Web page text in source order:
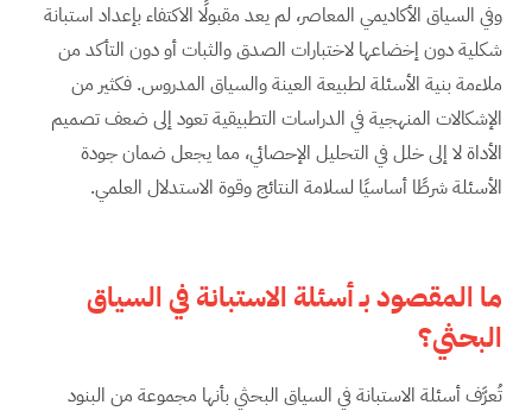
وفي السياق الأكاديمي المعاصر، لم يعد مقبولًا الاكتفاء بإعداد استبانة
شكلية دون إخضاعها لاختبارات الصدق والثبات أو دون التأكد من
ملاءمة بنية الأسئلة لطبيعة العينة والسياق المدروس. فكثير من
الإشكالات المنهجية في الدراسات التطبيقية تعود إلى ضعف تصميم
الأداة لا إلى خلل في التحليل الإحصائي، مما يجعل ضمان جودة
الأسئلة شرطًا أساسيًا لسلامة النتائج وقوة الاستدلال العلمي.
ما المقصود بـ أسئلة الاستبانة في السياق
البحثي؟
تُعرَّف أسئلة الاستبانة في السياق البحثي بأنها مجموعة من البنود